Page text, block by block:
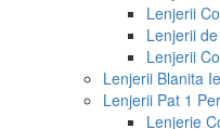
Lenjerii
Lenjerii
Lenjerii
Lenjerii Blanita
Lenjerii Pat 1
Lenjerie